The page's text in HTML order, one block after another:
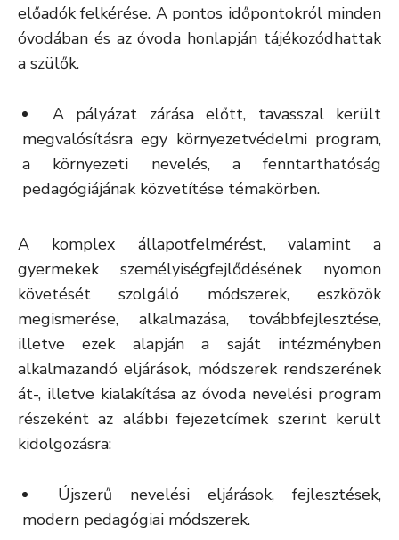
előadók felkérése. A pontos időpontokról minden
óvodában és az óvoda honlapján tájékozódhattak
a szülők.
A pályázat zárása előtt, tavasszal került
megvalósításra egy környezetvédelmi program,
a környezeti nevelés, a fenntarthatóság
pedagógiájának közvetítése témakörben.
A komplex állapotfelmérést, valamint a
gyermekek személyiségfejlődésének nyomon
követését szolgáló módszerek, eszközök
megismerése, alkalmazása, továbbfejlesztése,
illetve ezek alapján a saját intézményben
alkalmazandó eljárások, módszerek rendszerének
át-, illetve kialakítása az óvoda nevelési program
részeként az alábbi fejezetcímek szerint került
kidolgozásra:
Újszerű nevelési eljárások, fejlesztések,
modern pedagógiai módszerek.